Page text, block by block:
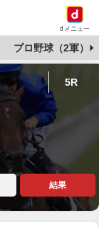
dメニュー
プロ野球（2軍）
5R
結果